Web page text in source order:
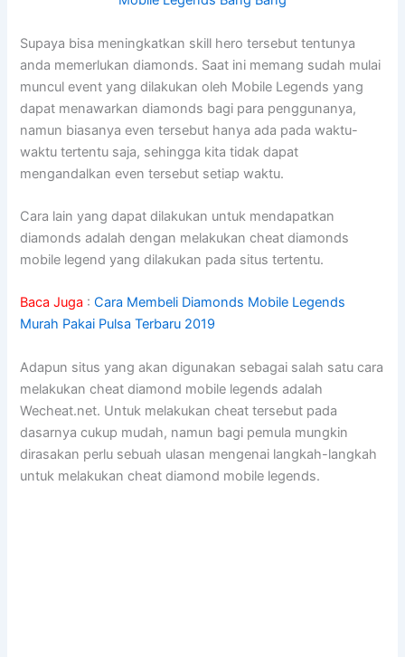
Supaya bisa meningkatkan skill hero tersebut tentunya
anda memerlukan diamonds. Saat ini memang sudah mulai
muncul event yang dilakukan oleh Mobile Legends yang
dapat menawarkan diamonds bagi para penggunanya,
namun biasanya even tersebut hanya ada pada waktu-
waktu tertentu saja, sehingga kita tidak dapat
mengandalkan even tersebut setiap waktu.
Cara lain yang dapat dilakukan untuk mendapatkan
diamonds adalah dengan melakukan cheat diamonds
mobile legend yang dilakukan pada situs tertentu.
Baca Juga :Cara Membeli Diamonds Mobile Legends
Murah Pakai Pulsa Terbaru 2019
Adapun situs yang akan digunakan sebagai salah satu cara
melakukan cheat diamond mobile legends adalah
Wecheat.net. Untuk melakukan cheat tersebut pada
dasarnya cukup mudah, namun bagi pemula mungkin
dirasakan perlu sebuah ulasan mengenai langkah-langkah
untuk melakukan cheat diamond mobile legends.